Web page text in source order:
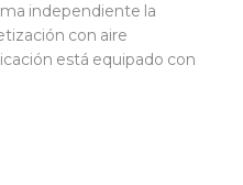
independiente la
con aire
está equipado con